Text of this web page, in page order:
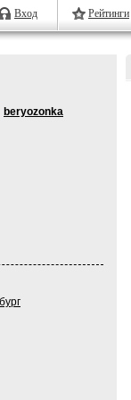
Вход Рейтинги
beryozonka